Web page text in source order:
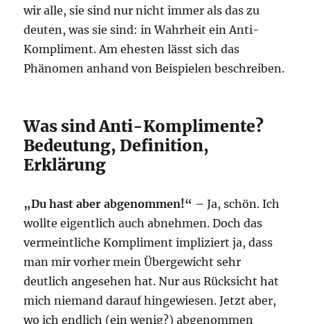
wir alle, sie sind nur nicht immer als das zu
deuten, was sie sind: in Wahrheit ein Anti-
Kompliment. Am ehesten lässt sich das
Phänomen anhand von Beispielen beschreiben.
Was sind Anti-Komplimente?
Bedeutung, Definition,
Erklärung
„Du hast aber abgenommen!“ –Ja, schön. Ich
wollte eigentlich auch abnehmen. Doch das
vermeintliche Kompliment impliziert ja, dass
man mir vorher mein Übergewicht sehr
deutlich angesehen hat. Nur aus Rücksicht hat
mich niemand darauf hingewiesen. Jetzt aber,
wo ich endlich (ein wenig?) abgenommen